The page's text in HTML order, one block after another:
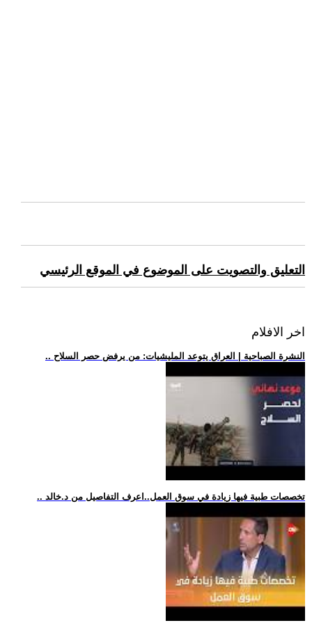
التعليق والتصويت على الموضوع في الموقع الرئيسي
اخر الافلام
.. النشرة الصباحية | العراق يتوعد المليشيات: من يرفض حصر السلاح
.. تخصصات طبية فيها زيادة في سوق العمل..اعرف التفاصيل من د.خالد